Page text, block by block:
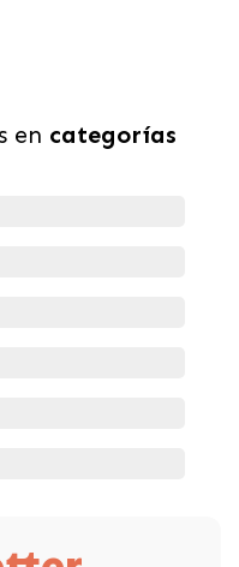
en categorías